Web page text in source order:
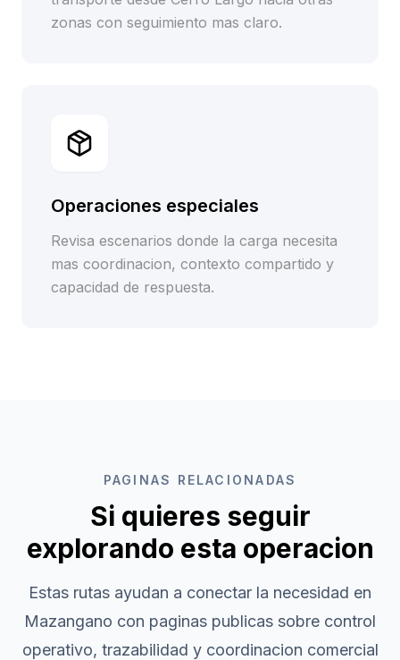
zonas con seguimiento mas claro.
Operaciones especiales
Revisa escenarios donde la carga necesita
mas coordinacion, contexto compartido y
capacidad de respuesta.
PAGINAS RELACIONADAS
Si quieres seguir
explorando esta operacion
Estas rutas ayudan a conectar la necesidad en
Mazangano con paginas publicas sobre control
operativo, trazabilidad y coordinacion comercial